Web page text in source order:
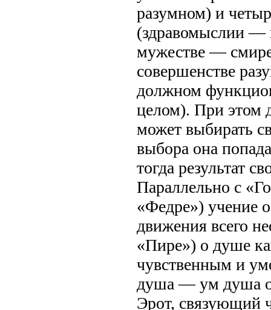
разумном) и
(здравомыслии —
мужестве —
совершенстве
должном
целом). При этом
может выбирать
выбора она
тогда результат
Параллельно с
«Федре») учение
движения всего
«Пире») о душе
чувственным и
душа — ум душа
Эрот, связующий